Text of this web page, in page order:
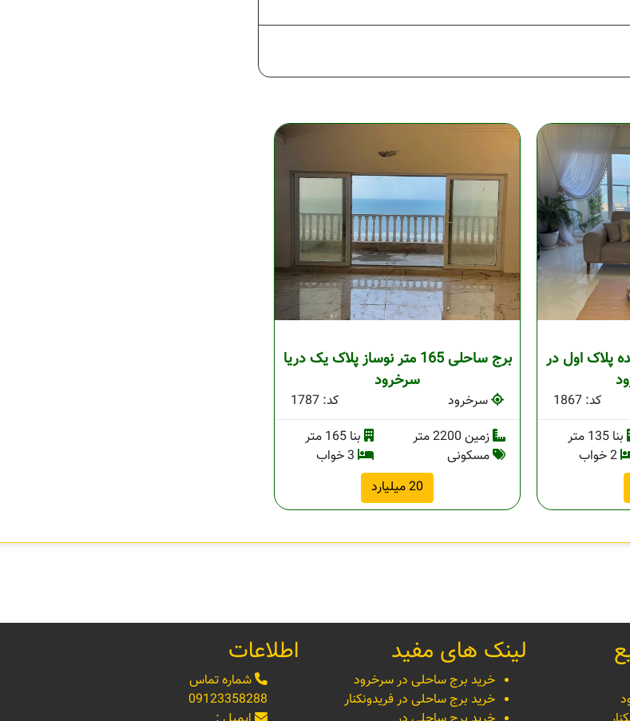
شده پلاک اول در
کد: 1867
بنا 135 متر
2 خواب
برج ساحلی 165 متر نوساز پلاک یک دریا
سرخرود
سرخرود
کد: 1787
زمین 2200 متر
بنا 165 متر
مسکونی
20 میلیارد
لینک های مفید
خرید برج ساحلی در سرخرود
خرید برج ساحلی در فریدونکنار
اطلاعات
شماره تماس
09123358288